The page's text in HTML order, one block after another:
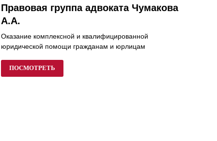
Правовая группа адвоката Чумакова
А.А.
Оказание комплексной и квалифицированной
юридической помощи гражданам и юрлицам
ПОСМОТРЕТЬ